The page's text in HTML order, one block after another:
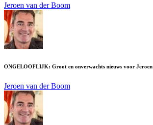
Jeroen van der Boom
ONGELOOFLIJK: Groot en onverwachts nieuws voor
Jeroen van der Boom